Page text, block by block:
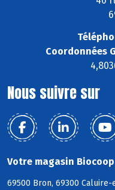
Coordonnées
Nous suivre sur
Votre magasin
69500 Bron, 69300